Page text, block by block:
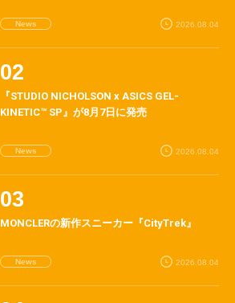
News 2026.08.04
『STUDIO NICHOLSON x ASICS GEL-
KINETIC™ SP』が8月7日に発売
News 2026.08.04
MONCLERの新作スニーカー『CityTrek』
News 2026.08.04